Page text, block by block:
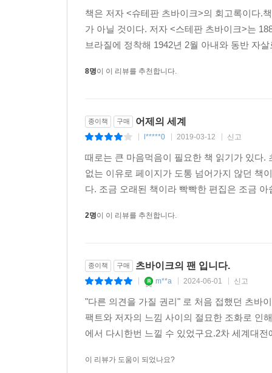
베네데토 크로체
그는 그저 웃어 넘기며 말했다. “사람을 젊게 만
없습니다. 고독해지고 주위 청년들이 없어지니 스
…그 외 129명의 사람들
책은 저자 <슈테판 츠바이크>의 회고록이다.
가 아닐 것이다. 저자 <스테판 츠바이크>는
브라질에 정착해 1942년 2월 아내와 동반 자
8명이 이 리뷰를 추천합니다.
종이책 구매 어제의 세계
l*****0 2019-03-12 신고
때로는 큰 마음먹음이 필요한 책 읽기가 있다
없는 이유로 페이지가 도통 넘어가지 않던 책
다. 조금 오래된 책이라 빡빡한 편집은 조금
2명이 이 리뷰를 추천합니다.
종이책 구매 츠바이크의 팬 입니다.
m**a 2024-06-01 신고
"다른 의견을 가질 권리" 로 처음 접했던 츠바
팩트와 저자의 느낌 사이의 절묘한 조화로 인
에서 다시한번 느낄 수 있었구요.2차 세계대
이 리뷰가 도움이 되었나요?